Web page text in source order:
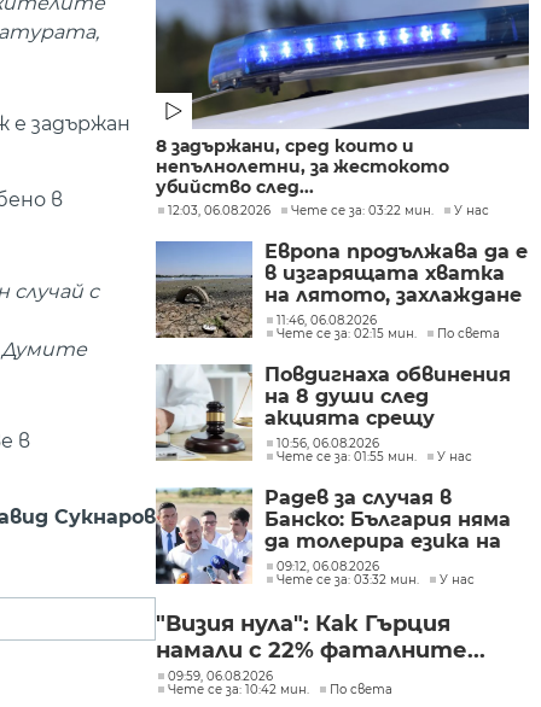
е задържан
в
случай с
Думите
в
Сукнаров
8 задържани, сред които и
непълнолетни, за жестокото
убийство след...
12:03, 06.08.2026 Чете се за: 03:22 мин. У нас
Европа продължава да е
в изгарящата хватка
на лятото, захлаждане
се очаква в края на
седмицата
11:46, 06.08.2026
Чете се за: 02:15 мин.
По света
Повдигнаха обвинения
на 8 души след
акцията срещу
производството на
фентанил
10:56, 06.08.2026
Чете се за: 01:55 мин.
У нас
Радев за случая в
Банско: България няма
да толерира езика на
омразата
09:12, 06.08.2026
Чете се за: 03:32 мин.
У нас
"Визия нула": Как Гърция
намали с 22% фаталните...
09:59, 06.08.2026
Чете се за: 10:42 мин.
По света